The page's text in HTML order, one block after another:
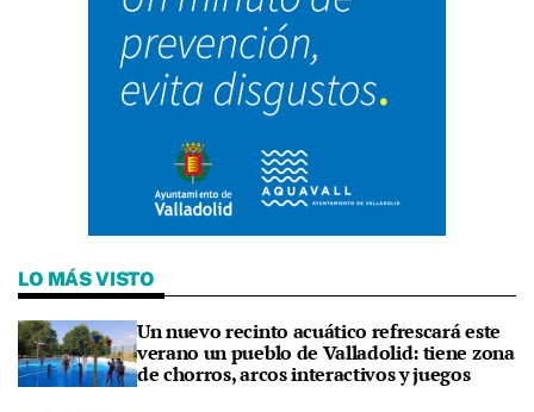
LO MÁS VISTO
Un nuevo recinto acuático refrescará este
verano un pueblo de Valladolid: tiene zona
de chorros, arcos interactivos y juegos